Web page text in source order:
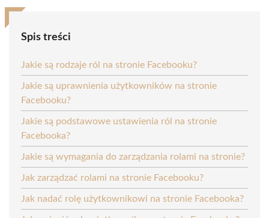
Spis treści
Jakie są rodzaje ról na stronie Facebooku?
Jakie są uprawnienia użytkowników na stronie
Facebooku?
Jakie są podstawowe ustawienia ról na stronie
Facebooka?
Jakie są wymagania do zarządzania rolami na stronie?
Jak zarządzać rolami na stronie Facebooku?
Jak nadać rolę użytkownikowi na stronie Facebooka?